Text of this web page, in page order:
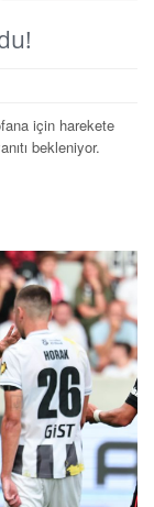
için harekete
bekleniyor.